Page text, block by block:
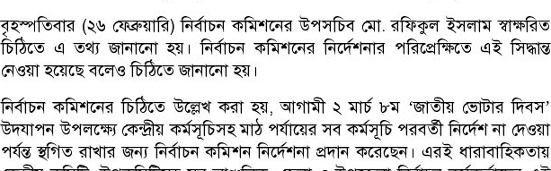
বৃহস্পতিবার (২৬ ফেব্রুয়ারি) নির্বাচন কমিশনের উপসচিব মো. রফিকুল ইসলাম স্বাক্ষরিত
চিঠিতে এ তথ্য জানানো হয়। নির্বাচন কমিশনের নির্দেশনার পরিপ্রেক্ষিতে এই সিদ্ধান্ত
নেওয়া হয়েছে বলেও চিঠিতে জানানো হয়।
নির্বাচন কমিশনের চিঠিতে উল্লেখ করা হয়, আগামী ২ মার্চ ৮ম ‘জাতীয় ভোটার দিবস’
উদযাপন উপলক্ষ্যে কেন্দ্রীয় কর্মসূচিসহ মাঠ পর্যায়ের সব কর্মসূচি পরবর্তী নির্দেশ না দেওয়া
পর্যন্ত স্থগিত রাখার জন্য নির্বাচন কমিশন নির্দেশনা প্রদান করেছেন। এরই ধারাবাহিকতায়